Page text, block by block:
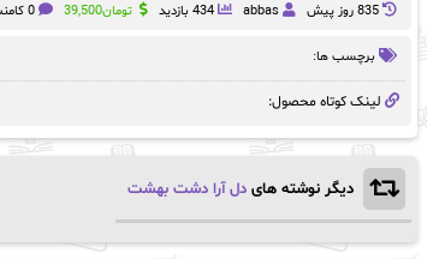
835 روز پيش abbas 434 بازدید تومان39,500 0 کامنت
برچسب ها:
لینک کوتاه محصول:
دیگر نوشته های دل آرا دشت بهشت